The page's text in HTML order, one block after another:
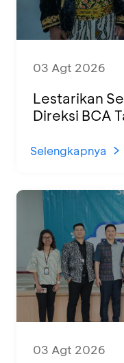
03 Agt 2026
Lestarikan
Direksi BCA
Selengkapnya
03 Agt 2026